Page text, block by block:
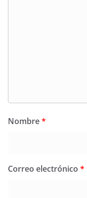
Nombre*
Correo electrónico *